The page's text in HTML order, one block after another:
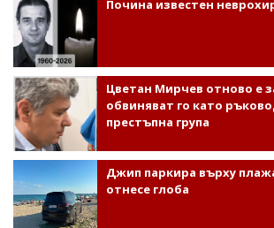
Почина известен
Цветан Мирчев отново е
обвиняват го като
престъпна група
Джип паркира върху
отнесе глоба